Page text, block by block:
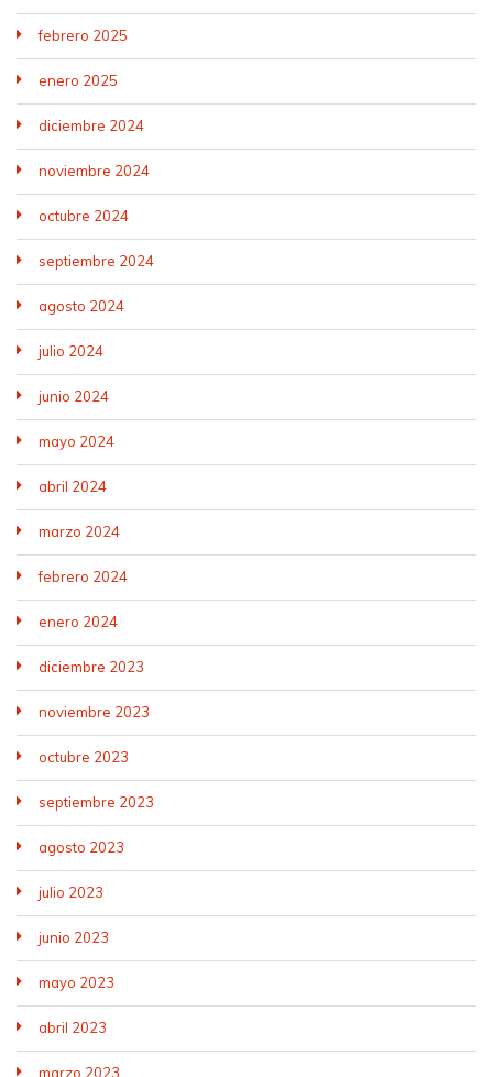
febrero 2025
enero 2025
diciembre 2024
noviembre 2024
octubre 2024
septiembre 2024
agosto 2024
julio 2024
junio 2024
mayo 2024
abril 2024
marzo 2024
febrero 2024
enero 2024
diciembre 2023
noviembre 2023
octubre 2023
septiembre 2023
agosto 2023
julio 2023
junio 2023
mayo 2023
abril 2023
marzo 2023